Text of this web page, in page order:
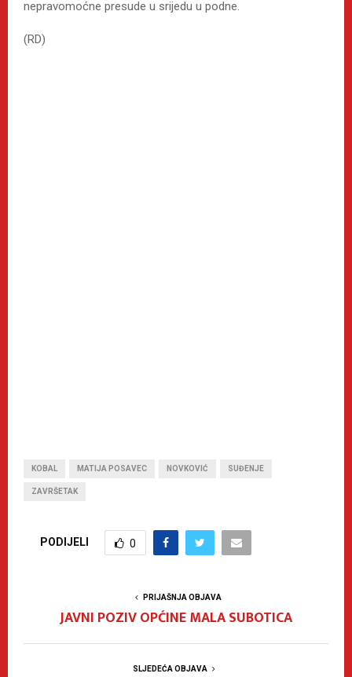
nepravomoćne presude u srijedu u podne.
(RD)
KOBAL MATIJA POSAVEC NOVKOVIĆ SUĐENJE
ZAVRŠETAK
PODIJELI 0
PRIJAŠNJA OBJAVA
JAVNI POZIV OPĆINE MALA SUBOTICA
SLJEDEĆA OBJAVA